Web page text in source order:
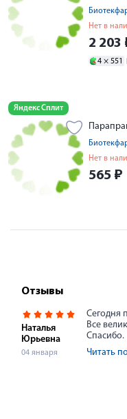
Нет в
2 203
4 × 551
Яндекс Сплит
Нет в
565 ₽
Отзывы
Наталья
Юрьевна
04 января
Сегодня
Все
Спасибо.
Читать